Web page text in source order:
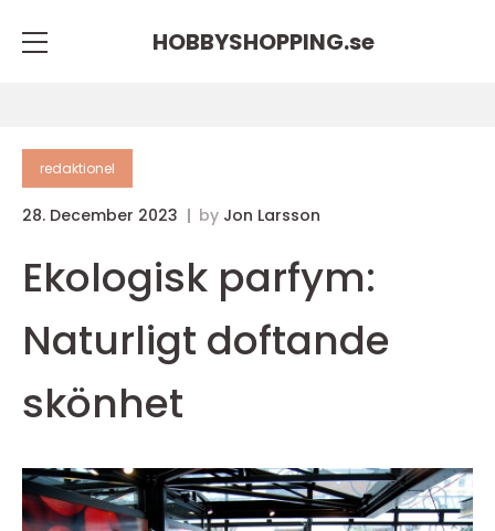
HOBBYSHOPPING.se
redaktionel
28. December 2023 by Jon Larsson
Ekologisk parfym:
Naturligt doftande
skönhet